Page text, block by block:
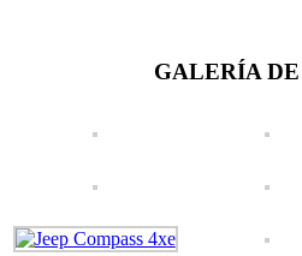
GALERÍA